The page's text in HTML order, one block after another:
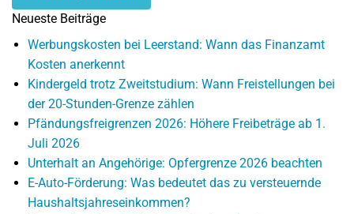
Neueste Beiträge
Werbungskosten bei Leerstand: Wann das Finanzamt
Kosten anerkennt
Kindergeld trotz Zweitstudium: Wann Freistellungen bei
der 20-Stunden-Grenze zählen
Pfändungsfreigrenzen 2026: Höhere Freibeträge ab 1.
Juli 2026
Unterhalt an Angehörige: Opfergrenze 2026 beachten
E-Auto-Förderung: Was bedeutet das zu versteuernde
Haushaltsjahreseinkommen?